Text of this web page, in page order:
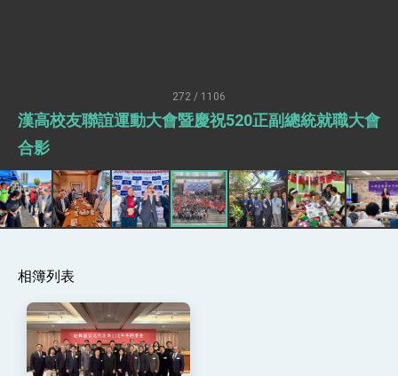
副總統接見美參議員蓋耶哥 強調美國是臺灣重
要合作夥伴
外交部長林佳龍接見美國智庫「德國馬歇爾基金
會」訪問團一行，深化跨大西洋戰略夥伴關係
臺美經貿談判獲階段性成果 卓揆期勉爭取時間完
成「臺美對等貿易協定」簽署
外交部長林佳龍主持第35次「參與亞太經濟合作
策略小組」跨部會會議
民調顯示多數國人滿意政府外交表現，高度支持
「總合外交」與台歐美日關係深化
272 / 1106
漢高校友聯誼運動大會暨慶祝520正副總統就職大會
合影
相簿列表